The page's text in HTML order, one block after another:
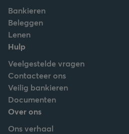
Bankieren
Beleggen
Lenen
Hulp
Veelgestelde vragen
Contacteer ons
Veilig bankieren
Documenten
Over ons
Ons verhaal